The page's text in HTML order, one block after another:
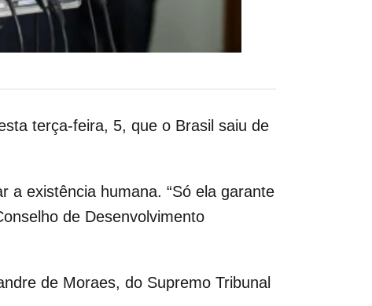
terça-feira, 5, que o Brasil saiu de
a existência humana. “Só ela garante
de Desenvolvimento
de Moraes, do Supremo Tribunal